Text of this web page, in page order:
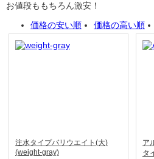
お値段ももちろん激安！
価格の安い順
価格の高い順
注水タイプバリウエイト(大)
(weight-gray)
ア
タ